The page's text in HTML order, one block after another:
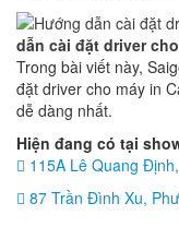
dẫn cài đặt driver
Trong bài viết này,
đặt driver cho máy in
dễ dàng nhất.
Hiện đang có tại
115A Lê Quang
87 Trần Đình Xu,